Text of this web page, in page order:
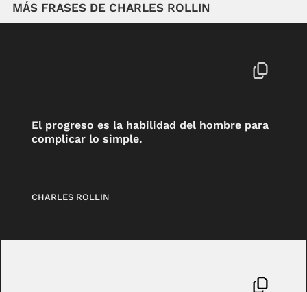
MÁS FRASES DE CHARLES ROLLIN
El progreso es la habilidad del hombre para
complicar lo simple.
CHARLES ROLLIN